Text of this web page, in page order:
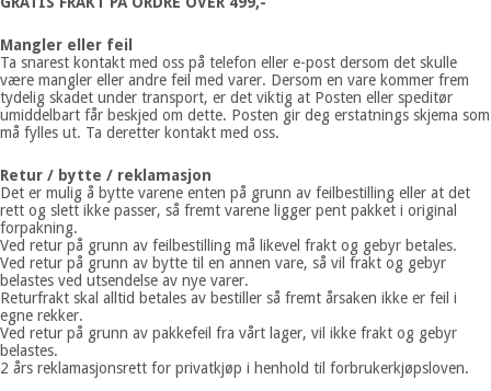
Mangler eller feil
Ta snarest kontakt med oss på telefon eller e-post dersom det skulle
være mangler eller andre feil med varer. Dersom en vare kommer frem
tydelig skadet under transport, er det viktig at Posten eller speditør
umiddelbart får beskjed om dette. Posten gir deg erstatnings skjema som
må fylles ut. Ta deretter kontakt med oss.
Retur / bytte / reklamasjon
Det er mulig å bytte varene enten på grunn av feilbestilling eller at det
rett og slett ikke passer, så fremt varene ligger pent pakket i original
forpakning.
Ved retur på grunn av feilbestilling må likevel frakt og gebyr betales.
Ved retur på grunn av bytte til en annen vare, så vil frakt og gebyr
belastes ved utsendelse av nye varer.
Returfrakt skal alltid betales av bestiller så fremt årsaken ikke er feil i
egne rekker.
Ved retur på grunn av pakkefeil fra vårt lager, vil ikke frakt og gebyr
belastes.
2 års reklamasjonsrett for privatkjøp i henhold til forbrukerkjøpsloven.